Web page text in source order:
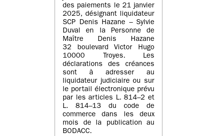
des paiements le 21 janvier
2025, désignant liquidateur
SCP Denis Hazane – Sylvie
Duval en la Personne de
Maître Denis Hazane
32 boulevard Victor Hugo
10000 Troyes. Les
déclarations des créances
sont à adresser au
liquidateur judiciaire ou sur
le portail électronique prévu
par les articles L. 814–2 et
L. 814–13 du code de
commerce dans les deux
mois de la publication au
BODACC.